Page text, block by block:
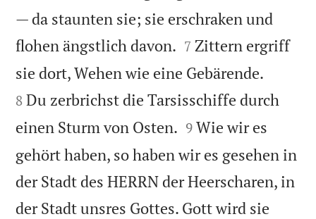
— da staunten sie; sie erschraken und
flohen ängstlich davon. 

7 Zittern ergriff
sie dort, Wehen wie eine Gebärende.
8 Du zerbrichst die Tarsisschiffe durch
einen Sturm von Osten. 

9 Wie wir es
gehört haben, so haben wir es gesehen in
der Stadt des HERRN der Heerscharen, in
der Stadt unsres Gottes. Gott wird sie